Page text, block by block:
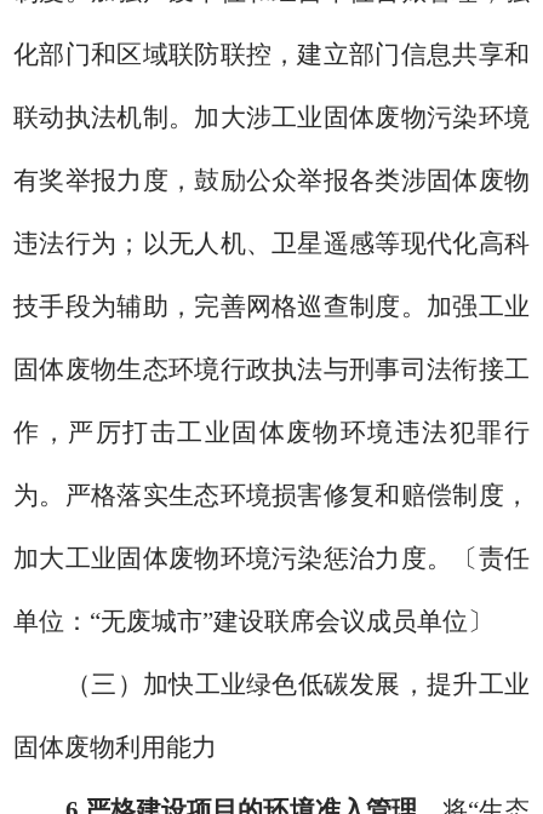
化部门和区域联防联控，建立部门信息共享和
联动执法机制。加大涉工业固体废物污染环境
有奖举报力度，鼓励公众举报各类涉固体废物
违法行为；以无人机、卫星遥感等现代化高科
技手段为辅助，完善网格巡查制度。加强工业
固体废物生态环境行政执法与刑事司法衔接工
作，严厉打击工业固体废物环境违法犯罪行
为。严格落实生态环境损害修复和赔偿制度，
加大工业固体废物环境污染惩治力度。 〔责任
单位： “无废城市”建设联席会议成员单位 〕
（三）加快工业绿色低碳发展，提升工业
固体废物利用能力